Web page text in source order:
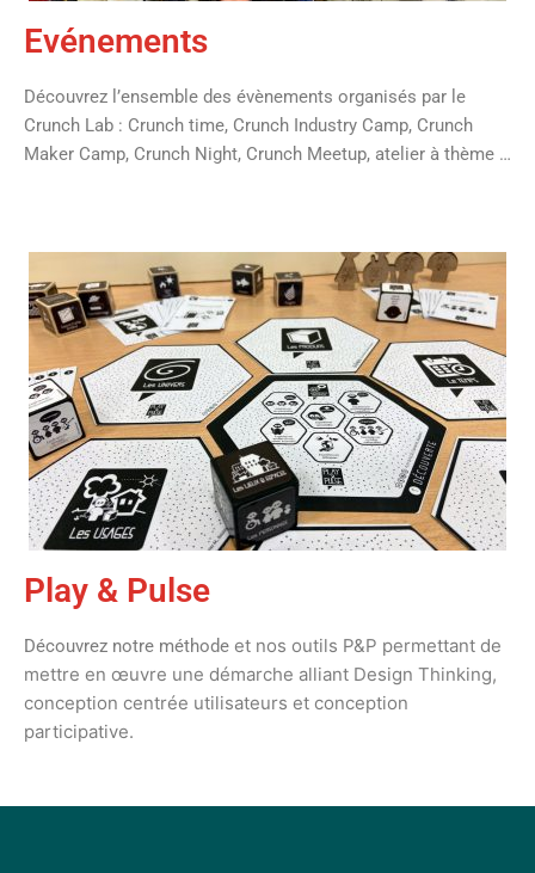
Evénements
Découvrez l’ensemble des évènements organisés par le
Crunch Lab : Crunch time, Crunch Industry Camp, Crunch
Maker Camp, Crunch Night, Crunch Meetup, atelier à thème …
Play & Pulse
Découvrez notre méthode et nos outils P&P permettant de
mettre en œuvre une démarche alliant Design Thinking,
conception centrée utilisateurs et conception
participative.